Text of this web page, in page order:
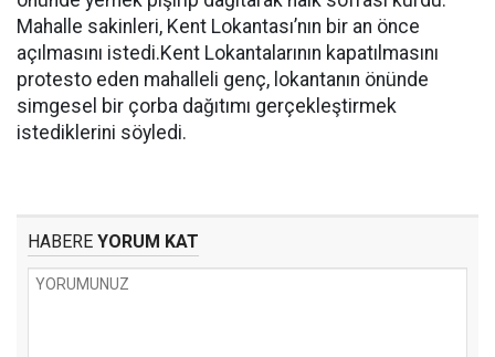
Mahalle sakinleri, Kent Lokantası’nın bir an önce
açılmasını istedi.Kent Lokantalarının kapatılmasını
protesto eden mahalleli genç, lokantanın önünde
simgesel bir çorba dağıtımı gerçekleştirmek
istediklerini söyledi.
HABERE YORUM KAT